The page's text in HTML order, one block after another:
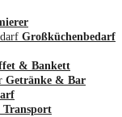
Großküchenbedarf
& Bankett
Getränke & Bar
Transport